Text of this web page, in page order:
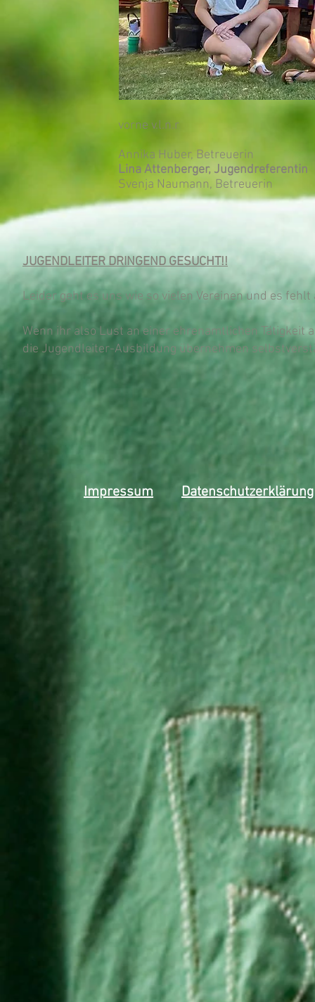
vorne
Annika Huber, Betreuerin
Lina Attenberger, Jugendreferentin
Svenja Naumann, Betreuerin
JUGENDLEITER DRINGEND GESUCHT!!
Leider geht es uns wie so vielen Vereinen und es fehlt
Wenn ihr also Lust an einer ehrenamtlichen Tätigkeit
die Jugendleiter-Ausbildung übernehmen
Impressum Datenschutzerklärung